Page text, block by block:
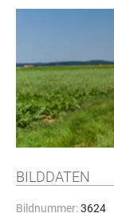
BILDDATEN
Bildnummer:3624